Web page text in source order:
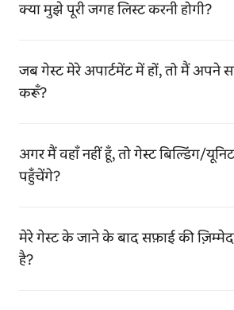
क्या मुझे पूरी जगह लिस्ट करनी होगी?
जब गेस्ट मेरे अपार्टमेंट में हों, तो मैं अपने
करूँ?
अगर मैं वहाँ नहीं हूँ, तो गेस्ट बिल्डिंग/
पहुँचेंगे?
मेरे गेस्ट के जाने के बाद सफ़ाई की
है?